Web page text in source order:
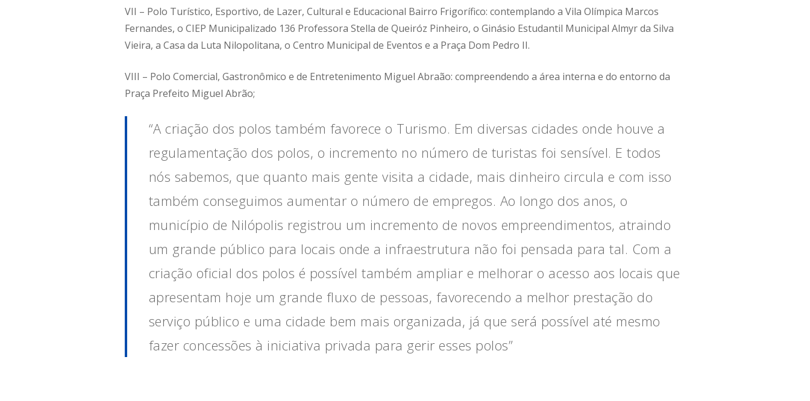
VII – Polo Turístico, Esportivo, de Lazer, Cultural e Educacional Bairro Frigorífico: contemplando a Vila Olímpica Marcos
Fernandes, o CIEP Municipalizado 136 Professora Stella de Queiróz Pinheiro, o Ginásio Estudantil Municipal Almyr da Silva
Vieira, a Casa da Luta Nilopolitana, o Centro Municipal de Eventos e a Praça Dom Pedro II.
VIII – Polo Comercial, Gastronômico e de Entretenimento Miguel Abraão: compreendendo a área interna e do entorno da
Praça Prefeito Miguel Abrão;
“A criação dos polos também favorece o Turismo. Em diversas cidades onde houve a
regulamentação dos polos, o incremento no número de turistas foi sensível. E todos
nós sabemos, que quanto mais gente visita a cidade, mais dinheiro circula e com isso
também conseguimos aumentar o número de empregos. Ao longo dos anos, o
município de Nilópolis registrou um incremento de novos empreendimentos, atraindo
um grande público para locais onde a infraestrutura não foi pensada para tal. Com a
criação oficial dos polos é possível também ampliar e melhorar o acesso aos locais que
apresentam hoje um grande fluxo de pessoas, favorecendo a melhor prestação do
serviço público e uma cidade bem mais organizada, já que será possível até mesmo
fazer concessões à iniciativa privada para gerir esses polos”